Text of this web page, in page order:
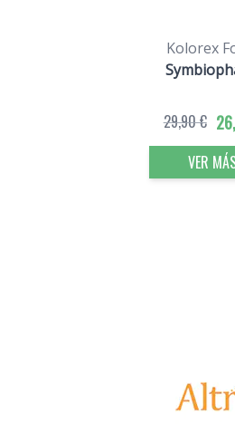
Kolorex
29,90 €
VER